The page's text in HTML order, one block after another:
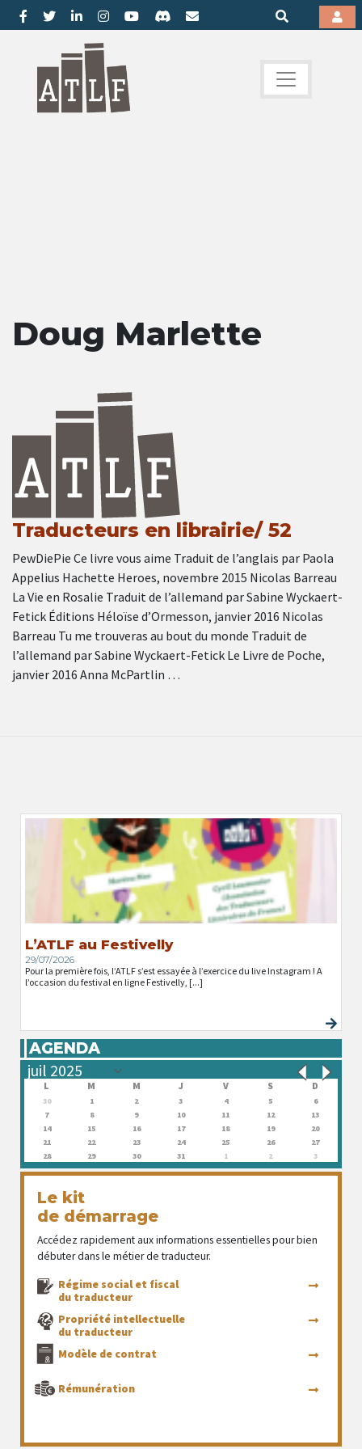
Doug Marlette
Traducteurs en librairie/ 52
PewDiePie Ce livre vous aime Traduit de l’anglais par Paola
Appelius Hachette Heroes, novembre 2015 Nicolas Barreau
La Vie en Rosalie Traduit de l’allemand par Sabine Wyckaert-
Fetick Éditions Héloïse d’Ormesson, janvier 2016 Nicolas
Barreau Tu me trouveras au bout du monde Traduit de
l’allemand par Sabine Wyckaert-Fetick Le Livre de Poche,
janvier 2016 Anna McPartlin …
L’ATLF au Festivelly
29/07/2026
Pour la première fois, l’ATLF s’est essayée à l’exercice du live Instagram ! A
l’occasion du festival en ligne Festivelly, [...]
AGENDA
L M M J V S D
30 1 2 3 4 5
6
7
8 9 10 11 12
13
14
15 16 17 18 19
20
21
22 23 24 25 26
27
28
29 30 31 1 2 3
Le kit
de démarrage
Accédez rapidement aux informations essentielles pour bien
débuter dans le métier de traducteur.
Régime social et fiscal
du traducteur
Propriété intellectuelle
du traducteur
Modèle de contrat
Rémunération